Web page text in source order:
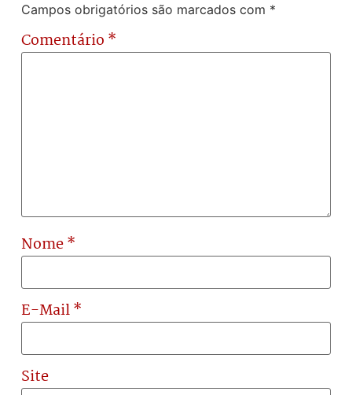
Campos obrigatórios são marcados com *
Comentário *
Nome*
E-Mail*
Site